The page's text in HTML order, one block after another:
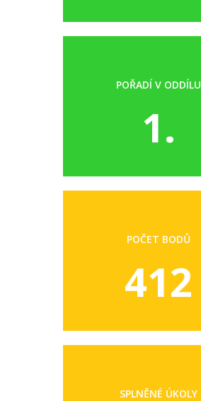
POŘADÍ V ODDÍLU
1.
POČET BODŮ
412
SPLNĚNÉ ÚKOLY